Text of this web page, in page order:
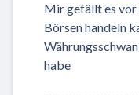
Mir gefällt es vor
Börsen handeln
habe